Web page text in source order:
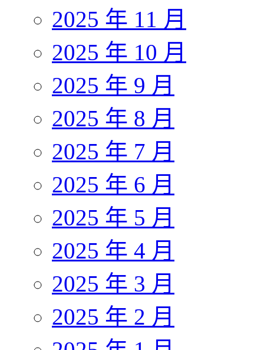
2025 年 11 月
2025 年 10 月
2025 年 9 月
2025 年 8 月
2025 年 7 月
2025 年 6 月
2025 年 5 月
2025 年 4 月
2025 年 3 月
2025 年 2 月